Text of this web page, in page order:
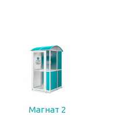
Магнат 2